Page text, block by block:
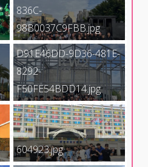
836C-
98B0037C9FBB.jpg
D91E46DD-9D36-481E-
8292-
F50FE54BDD14.jpg
604923.jpg